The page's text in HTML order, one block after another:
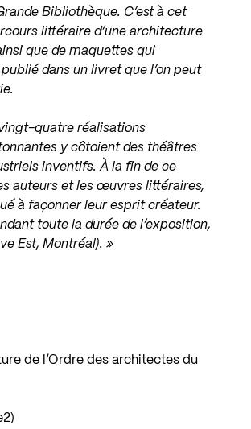
Bibliothèque. C’est à cet
littéraire d’une architecture
que de maquettes qui
dans un livret que l’on peut
quatre réalisations
y côtoient des théâtres
inventifs. À la fin de ce
auteurs et les œuvres littéraires,
à façonner leur esprit créateur.
toute la durée de l’exposition,
Est, Montréal). »
de l’Ordre des architectes du